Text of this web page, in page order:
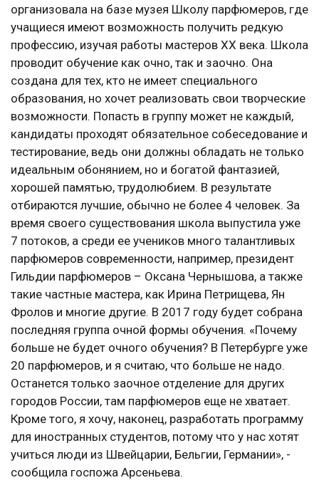
организовала на базе музея Школу парфюмеров, где
учащиеся имеют возможность получить редкую
профессию, изучая работы мастеров XX века. Школа
проводит обучение как очно, так и заочно. Она
создана для тех, кто не имеет специального
образования, но хочет реализовать свои творческие
возможности. Попасть в группу может не каждый,
кандидаты проходят обязательное собеседование и
тестирование, ведь они должны обладать не только
идеальным обонянием, но и богатой фантазией,
хорошей памятью, трудолюбием. В результате
отбираются лучшие, обычно не более 4 человек. За
время своего существования школа выпустила уже
7 потоков, а среди ее учеников много талантливых
парфюмеров современности, например, президент
Гильдии парфюмеров – Оксана Чернышова, а также
такие частные мастера, как Ирина Петрищева, Ян
Фролов и многие другие. В 2017 году будет собрана
последняя группа очной формы обучения. «Почему
больше не будет очного обучения? В Петербурге уже
20 парфюмеров, и я считаю, что больше не надо.
Останется только заочное отделение для других
городов России, там парфюмеров еще не хватает.
Кроме того, я хочу, наконец, разработать программу
для иностранных студентов, потому что у нас хотят
учиться люди из Швейцарии, Бельгии, Германии», -
сообщила госпожа Арсеньева.